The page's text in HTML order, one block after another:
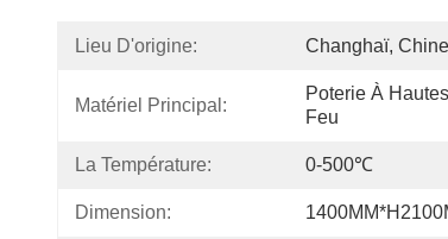
Lieu D'origine: Changhaï, Chine
Matériel Principal:
Poterie À
Feu
La Température: 0-500℃
Dimension: